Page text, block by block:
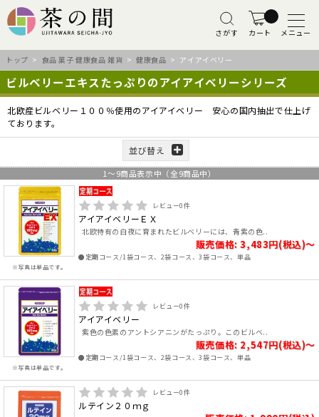
さがす カート メニュー
トップ > 食品 菓子 健康食品 雑貨 >健康食品 > アイアイベリー
ビルベリーエキスたっぷりのアイアイベリーシリーズ
北欧産ビルベリー１００％使用のアイアイベリー 安心の国内抽出で仕上げ
ております。
並び替え
1 ～9商品表示中（全9商品中）
※写真は単品です。
レビュー0件
アイアイベリーＥＸ
北欧特有の白夜に育まれたビルベリーには、青紫の色..
販売価格: 3,483円(税込)～
●定期コース/1袋コース、2袋コース、3袋コース、単品
※写真は単品です。
レビュー0件
アイアイベリー
紫色の色素のアントシアニンがたっぷり。このビルベ..
販売価格: 2,547円(税込)～
●定期コース/1袋コース、2袋コース、3袋コース、単品
レビュー0件
ルテイン２０ｍｇ